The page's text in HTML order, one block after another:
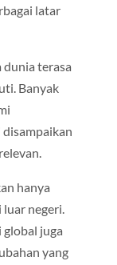
latar
terasa
Banyak
hanya
negeri.
juga
yang